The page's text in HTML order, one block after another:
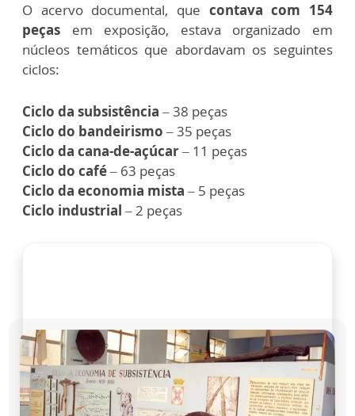
O acervo documental, que contava com 154
peças em exposição, estava organizado em
núcleos temáticos que abordavam os seguintes
ciclos:
Ciclo da subsistência – 38 peças
Ciclo do bandeirismo – 35 peças
Ciclo da cana-de-açúcar– 11 peças
Ciclo do café– 63 peças
Ciclo da economia mista – 5 peças
Ciclo industrial – 2 peças